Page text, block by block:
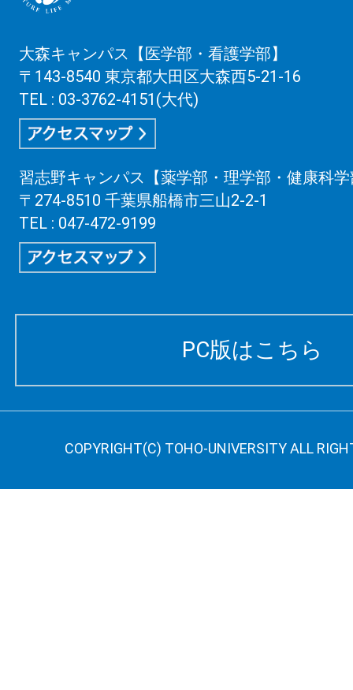
大森キャンパス【医学部・看護学部】
〒143-8540 東京都大田区大森西5-21-16
TEL : 03-3762-4151(大代)
習志野キャンパス【薬学部・理学部・健康科
〒274-8510 千葉県船橋市三山2-2-1
TEL : 047-472-9199
PC版はこちら
COPYRIGHT(C) TOHO-UNIVERSITY ALL